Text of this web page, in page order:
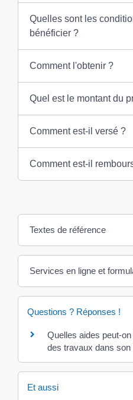
Quelles sont les
bénéficier ?
Comment l'obtenir ?
Quel est le montant du
Comment est-il versé ?
Comment est-il
Textes de référence
Services en ligne et
Questions ? Réponses !
Quelles aides peut-
des travaux dans son
Et aussi